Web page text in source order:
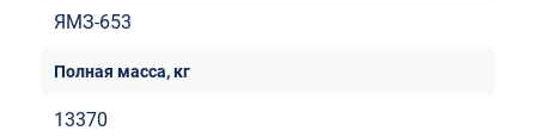
ЯМЗ-653
13370